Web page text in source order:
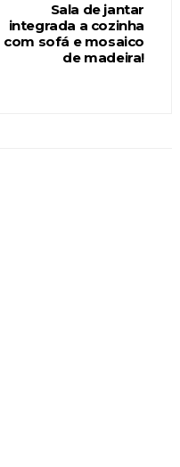
Sala de jantar
integrada a cozinha
com sofá e mosaico
de madeira!